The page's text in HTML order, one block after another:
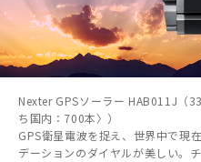
Nexter GPSソーラー HAB011J（
ち国内：700本〉）
GPS衛星電波を捉え、世界中で現
デーションのダイヤルが美しい。